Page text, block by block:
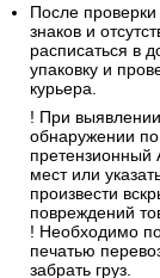
После
знаков и
расписаться в
упаковку и
курьера.
! При выявлении
обнаружении
претензионный
мест или
произвести
повреждений
! Необходимо
печатью
забрать груз.